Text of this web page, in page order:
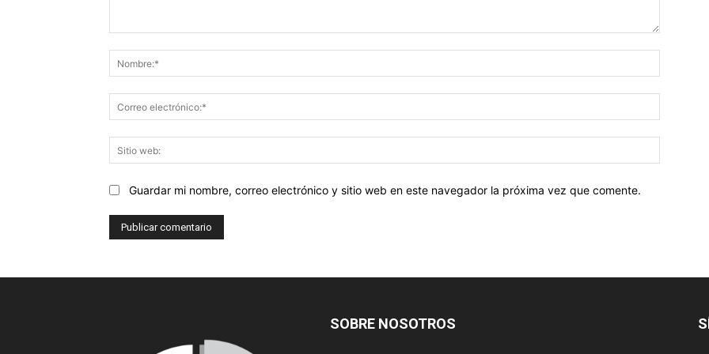
web:
Guardar mi nombre, correo electrónico y sitio web en este navegador la próxima vez que comente.
SOBRE NOSOTROS